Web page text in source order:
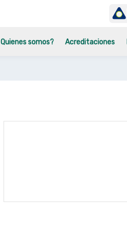
Quienes somos? Acreditaciones